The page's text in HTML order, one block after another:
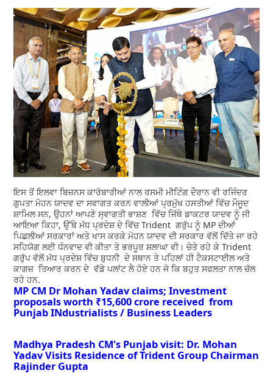
ਇਸ ਤੋਂ ਇਲਵਾ ਬਿਜ਼ਨਸ ਕਾਰੋਬਾਰੀਆਂ ਨਾਲ ਰਸਮੀ ਮੀਟਿੰਗ ਦੌਰਾਨ ਵੀ ਰਜਿੰਦਰ
ਗੁਪਤਾ ਮੋਹਨ ਯਾਦਵ ਦਾ ਸਵਾਗਤ ਕਰਨ ਵਾਲੀਆਂ ਪ੍ਰਮੁੱਖ ਹਸਤੀਆਂ ਵਿੱਚ ਮੌਜੂਦ
ਸ਼ਾਮਿਲ ਸਨ, ਉਹਨਾਂ ਆਪਣੇ ਸ੍ਵਾਗਤੀ ਭਾਸ਼ਣ ਵਿੱਚ ਜਿੱਥੇ ਡਾਕਟਰ ਯਾਦਵ ਨੂੰ ਜੀ
ਆਇਆ ਕਿਹਾ, ਉੱਥੇ ਮੱਧ ਪ੍ਰਦੇਸ਼ ਦੇ ਵਿੱਚ Trident ਗਰੁੱਪ ਨੂੰ MP ਦੀਆਂ
ਪਿਛਲੀਆਂ ਸਰਕਾਰਾਂ ਅਤੇ ਖਾਸ ਕਰਕੇ ਮੋਹਨ ਯਾਦਵ ਦੀ ਸਰਕਾਰ ਵੱਲੋਂ ਦਿੱਤੇ ਜਾ ਰਹੇ
ਸਹਿਯੋਗ ਲਈ ਧੰਨਵਾਦ ਵੀ ਕੀਤਾ ਤੇ ਭਰਪੂਰ ਸ਼ਲਾਘਾ ਵੀ। ਚੇਤੇ ਰਹੇ ਕੇ Trident
ਗਰੁੱਪ ਵੱਲੋਂ ਮੱਧ ਪ੍ਰਦੇਸ਼ ਵਿੱਚ ਬੁਧਨੀ ਦੇ ਸਥਾਨ ਤੇ ਪਹਿਲਾਂ ਹੀ ਟੈਕਸਟਾਈਲ ਅਤੇ
ਕਾਗਜ਼ ਤਿਆਰ ਕਰਨ ਦੇ ਵੱਡੇ ਪਲਾਂਟ ਲੈ ਹੋਏ ਹਨ ਜੋ ਕਿ ਬਹੁਤ ਸਫਲਤਾ ਨਾਲ ਚੱਲ
ਰਹੇ ਹਨ.
MP CM Dr Mohan Yadav claims; Investment
proposals worth ₹15,600 crore received from
Punjab INdustrialists / Business Leaders
Madhya Pradesh CM's Punjab visit: Dr. Mohan
Yadav Visits Residence of Trident Group Chairman
Rajinder Gupta